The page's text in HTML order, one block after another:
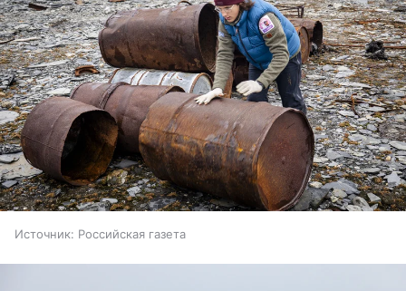
Источник: Российская газета